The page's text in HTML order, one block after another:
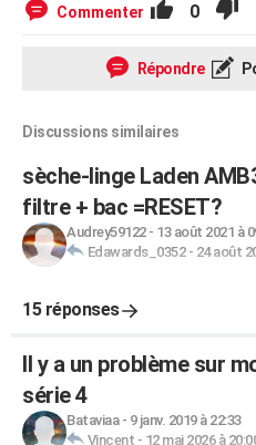
Commenter 0
Répondre
Discussions similaires
sèche-linge Laden
filtre + bac =RESET?
Audrey59122- 13 août 2021 à
Edawards_0352- 24 août
15 réponses
Il y a un problème sur
série 4
Bataviaa- 9 janv. 2019 à 22:33
Vincent - 12 mai 2026 à